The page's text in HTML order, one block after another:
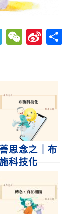
Telegram
WeChat
Sina
善思念之｜布
施科技化